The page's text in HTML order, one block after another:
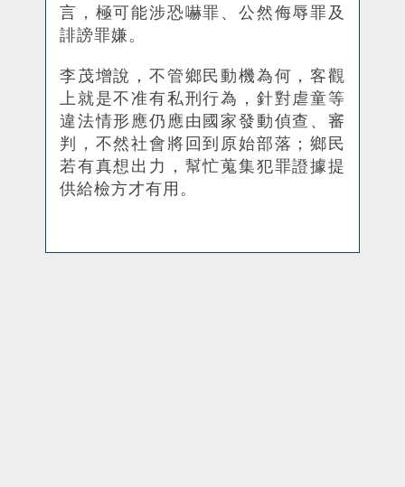
言，極可能涉恐嚇罪、公然侮辱罪及
誹謗罪嫌。
李茂增說，不管鄉民動機為何，客觀
上就是不准有私刑行為，針對虐童等
違法情形應仍應由國家發動偵查 、審
判，不然社會將回到原始部落； 鄉 民
若有真想出力，幫忙蒐集犯罪證據提
供給檢方才有用 。